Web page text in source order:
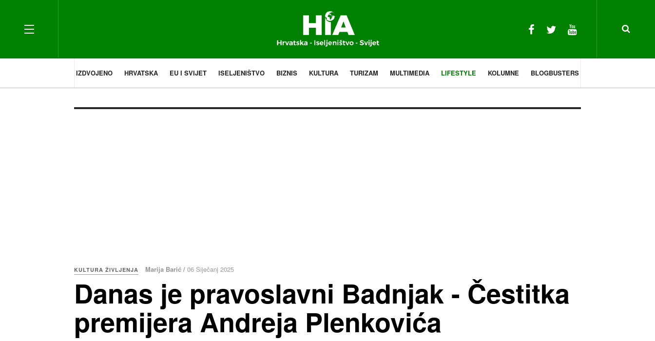
IZDVOJENO HRVATSKA EU I SVIJET ISELJENIŠTVO BIZNIS KULTURA TURIZAM MULTIMEDIA LIFESTYLE KOLUMNE BLOGBUSTERS
KULTURA ŽIVLJENJA Marija Barić / 06 Siječanj 2025
Danas je pravoslavni Badnjak - Čestitka
premijera Andreja Plenkovića